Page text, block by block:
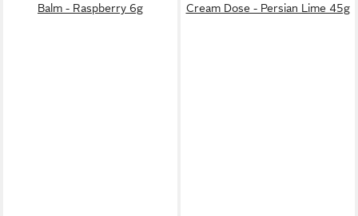
Balm - Raspberry 6g
Cream Dose - Persian Lime 45g